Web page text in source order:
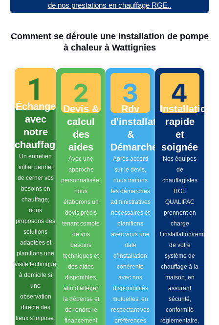
de nos prestations en chauffage RGE..
Comment se déroule une installation de pompe
à chaleur à Wattignies
Échange
avec
notre
chauffagiste
Un entretien
initial permet
de cerner vos
besoins en
chauffage;
nous
proposons des
solutions
adaptées et
planifions une
visite technique
à domicile si
une
observation
directe des
lieux s’impose.
Devis &
calcul
des
aides
Avec une
approche
personnalisée,
nous
élaborons un
devis précis
tenant compte
de vos
besoins
techniques et
des aides
disponibles,
afin d’alléger
la dépense et
de rendre le
financement
Rdv
d'installation
&
Démarches
Après accord
sur le devis,
nous traitons
les démarches
administratives
nécessaires et
planifions
avec vous une
date
d’installation
cohérente
avec nos
disponibilités
mutuelles, en
respectant vos
préférences
Installation
rapide
et
soignée
Nos équipes
de
chauffagistes
RGE
QUALIPAC
prennent en
charge
l’installation/
de votre
système de
chauffage à la
maison, en
assurant
sécurité,
conformité
réglementaire,